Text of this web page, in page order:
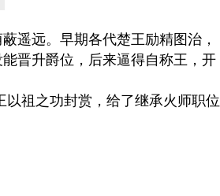
遥远。早期各代楚王励精图治，
晋升爵位，后来逼得自称王，开
以祖之功封赏，给了继承火师职位